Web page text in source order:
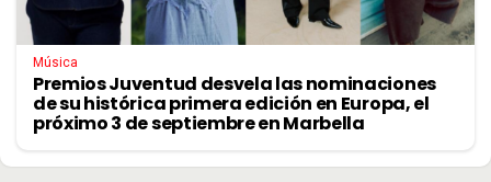
Música
Premios Juventud desvela las nominaciones
de su histórica primera edición en Europa, el
próximo 3 de septiembre en Marbella